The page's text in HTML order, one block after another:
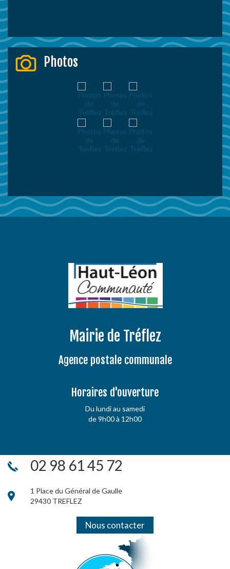
Photos
Mairie de Tréflez
Agence postale communale
Horaires d'ouverture
Du lundi au samedi
de 9h00 à 12h00
02 98 61 45 72
1 Place du Général de Gaulle
29430 TREFLEZ
Nous contacter